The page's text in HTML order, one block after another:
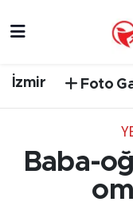
İzmir Foto
Baba-
Trafik
Süper Lig